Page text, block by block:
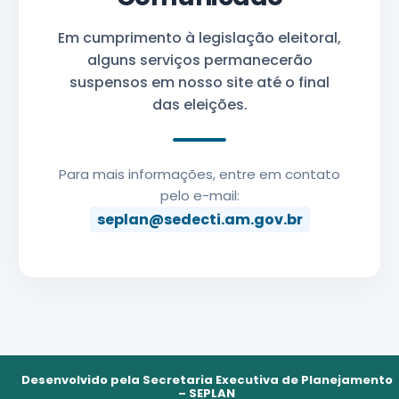
Em cumprimento à legislação eleitoral,
alguns serviços permanecerão
suspensos em nosso site até o final
das eleições.
Para mais informações, entre em contato
pelo e-mail:
seplan@sedecti.am.gov.br
Desenvolvido pela Secretaria Executiva de Planejamento
– SEPLAN